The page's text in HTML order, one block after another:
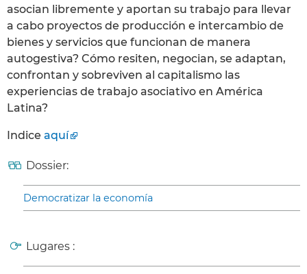
asocian libremente y aportan su trabajo para llevar
a cabo proyectos de producción e intercambio de
bienes y servicios que funcionan de manera
autogestiva? Cómo resiten, negocian, se adaptan,
confrontan y sobreviven al capitalismo las
experiencias de trabajo asociativo en América
Latina?
Indice aquí
Dossier:
Democratizar la economía
Lugares :